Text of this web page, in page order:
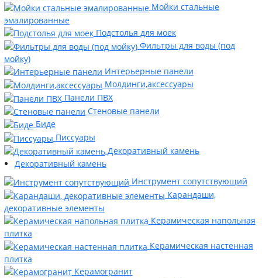
Мойки стальные
эмалированные
Подстолья для моек
Фильтры для воды (под
мойку)
Интерьерные панели
Молдинги,аксессуары
Панели ПВХ
Стеновые панели
Биде
Писсуары
Декоративный камень
Декоративный камень
Инструмент сопутствующий
Карандаши,
декоративные элементы
Керамическая напольная
плитка
Керамическая настенная
плитка
Керамогранит